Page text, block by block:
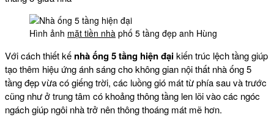
Hình ảnh mặt tiền nhà phố 5 tầng đẹp anh Hùng
Với cách thiết kế nhà ống 5 tầng hiện đạikiến trúc lệch tầng giúp
tạo thêm hiệu ứng ánh sáng cho không gian nội thất nhà ống 5
tầng đẹp vừa có giếng trời, các luồng gió mát từ phía sau và trước
cũng như ở trung tâm có khoảng thông tầng len lõi vào các ngóc
ngách giúp ngôi nhà trở nên thông thoáng mát mẽ hơn.